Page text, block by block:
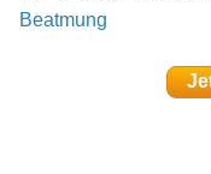
Beatmung